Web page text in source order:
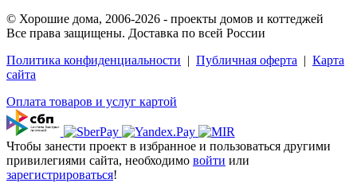
© Хорошие дома, 2006-2026 - проекты домов и коттеджей
Все права защищены. Доставка по всей России
Политика конфиденциальности | Публичная оферта | Карта
сайта
Оплата товаров и услуг картой
Чтобы занести проект в избранное и пользоваться другими
привилегиями сайта, необходимо войти или
зарегистрироваться!